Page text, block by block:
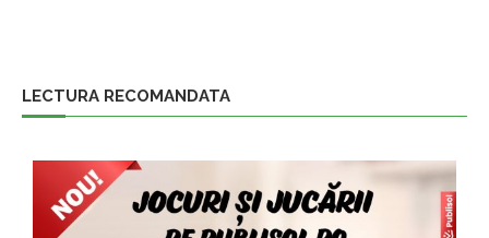
LECTURA RECOMANDATA